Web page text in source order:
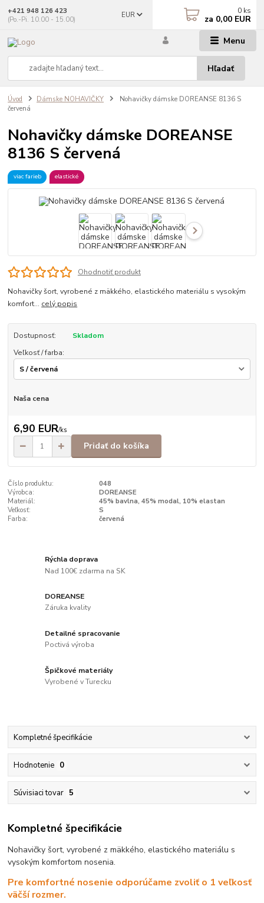
Menu
EUR
Hľadať
+421 948 126 423
(Po.-Pi. 10.00 - 15.00)
0 ks
za 0,00 EUR
Úvod Dámske NOHAVIČKY
Nohavičky dámske DOREANSE 8136 S
červená
Nohavičky dámske DOREANSE
8136 S červená
viac farieb elastické
Ohodnotiť produkt
Nohavičky šort, vyrobené z mäkkého, elastického materiálu s vysokým
komfort... celý popis
Dostupnosť:
Skladom
Veľkosť / farba:
Naša cena
6,90 EUR/ks
Pridať do košíka
Číslo produktu:
048
Výrobca:
DOREANSE
Materiál:
45% bavlna, 45% modal, 10% elastan
Veľkosť:
S
Farba:
červená
Rýchla doprava
Nad 100€ zdarma na SK
DOREANSE
Záruka kvality
Detailné spracovanie
Poctivá výroba
Špičkové materiály
Vyrobené v Turecku
Kompletné špecifikácie
Hodnotenie 0
Súvisiaci tovar 5
Kompletné špecifikácie
Nohavičky šort, vyrobené z mäkkého, elastického materiálu s
vysokým komfortom nosenia.
Pre komfortné nosenie odporúčame zvoliť o 1 veľkosť
väčší rozmer.